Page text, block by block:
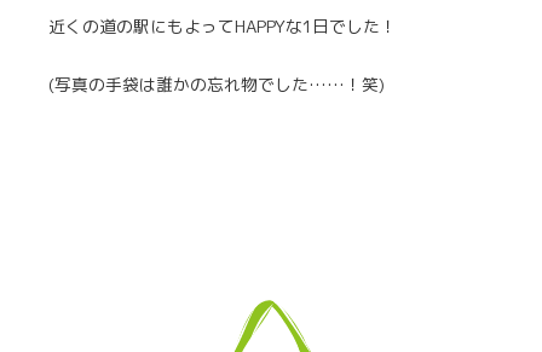
近くの道の駅にもよってHAPPYな1日でした！
(写真の手袋は誰かの忘れ物でした……！笑)